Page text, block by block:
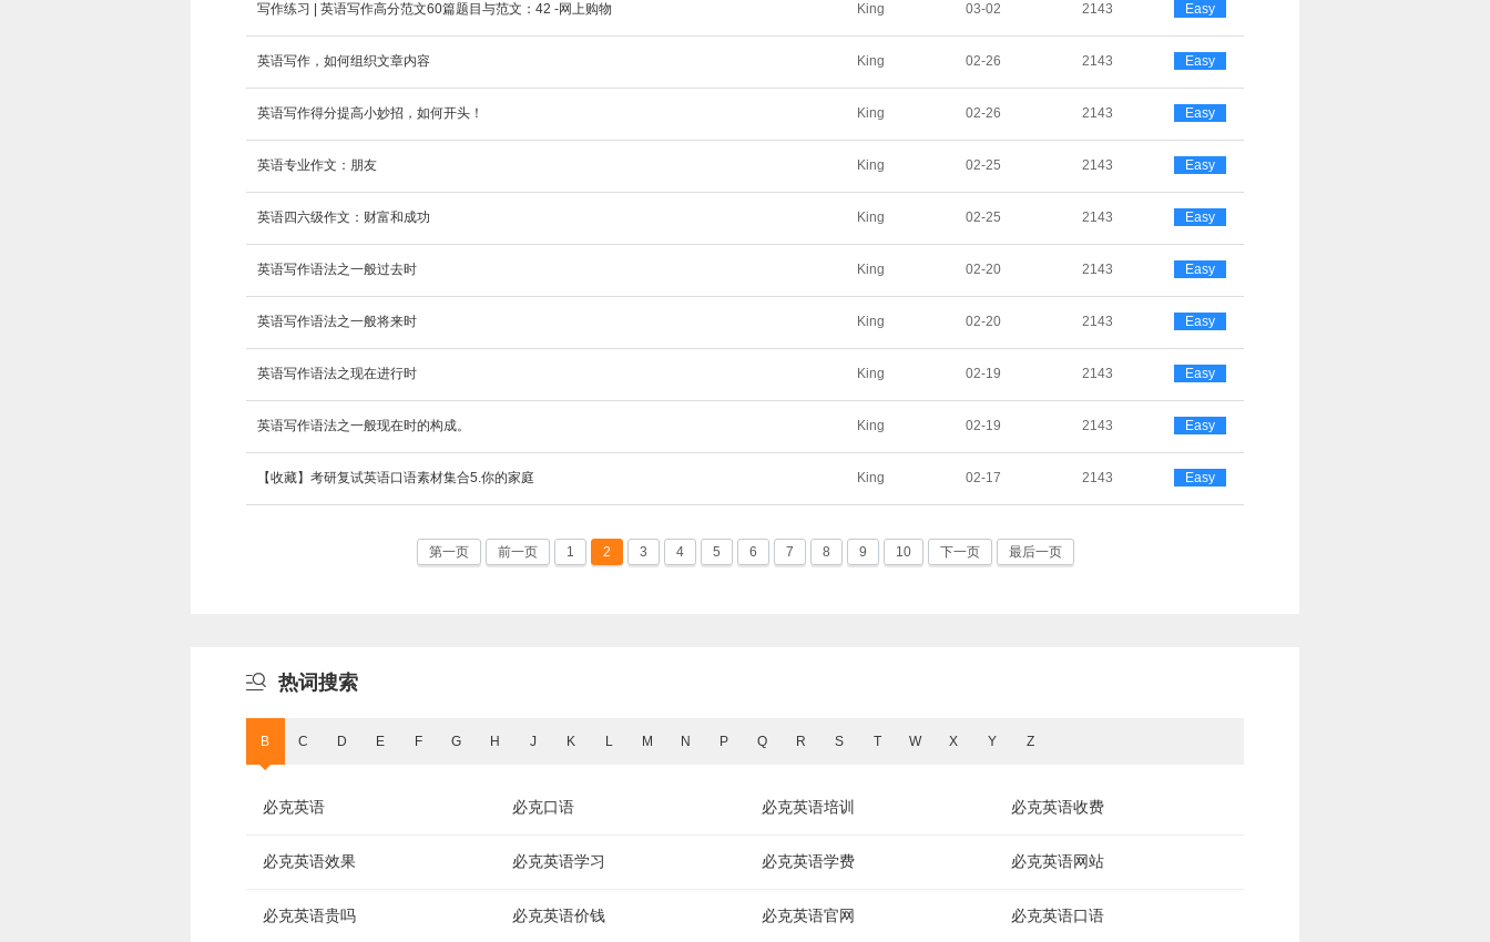
写作练习 | 英语写作高分范文60篇题目与范文：42 -网上购物 King 03-02 2143 Easy
英语写作，如何组织文章内容 King 02-26 2143 Easy
英语写作得分提高小妙招，如何开头！ King 02-26 2143 Easy
英语专业作文：朋友 King 02-25 2143 Easy
英语四六级作文：财富和成功 King 02-25 2143 Easy
英语写作语法之一般过去时 King 02-20 2143 Easy
英语写作语法之一般将来时 King 02-20 2143 Easy
英语写作语法之现在进行时 King 02-19 2143 Easy
英语写作语法之一般现在时的构成。 King 02-19 2143 Easy
【收藏】考研复试英语口语素材集合5.你的家庭 King 02-17 2143 Easy
第一页 前一页 1 2 3 4 5 6 7 8 9 10 下一页 最后一页
 热词搜索
B C D E F G H J K L M N P Q R S T W X Y Z
必克英语 必克口语 必克英语培训 必克英语收费
必克英语效果 必克英语学习 必克英语学费 必克英语网站
必克英语贵吗 必克英语价钱 必克英语官网 必克英语口语